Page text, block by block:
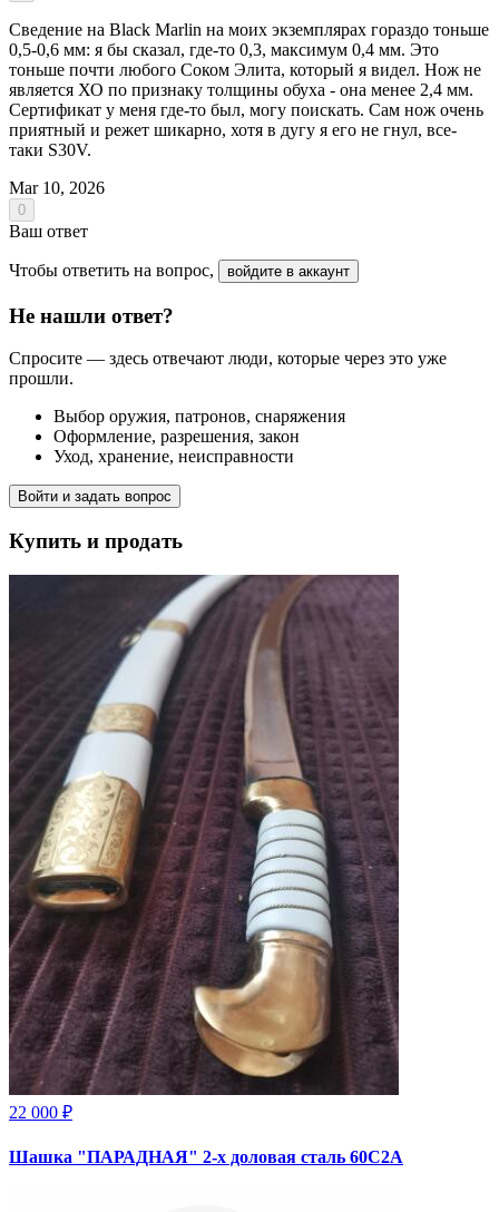
Сведение на Black Marlin на моих экземплярах гораздо тоньше
0,5-0,6 мм: я бы сказал, где-то 0,3, максимум 0,4 мм. Это
тоньше почти любого Соком Элита, который я видел. Нож не
является ХО по признаку толщины обуха - она менее 2,4 мм.
Сертификат у меня где-то был, могу поискать. Сам нож очень
приятный и режет шикарно, хотя в дугу я его не гнул, все-
таки S30V.
Mar 10, 2026
0
Ваш ответ
Чтобы ответить на вопрос, войдите в аккаунт
Не нашли ответ?
Спросите — здесь отвечают люди, которые через это уже
прошли.
Выбор оружия, патронов, снаряжения
Оформление, разрешения, закон
Уход, хранение, неисправности
Войти и задать вопрос
Купить и продать
22 000 ₽
Шашка "ПАРАДНАЯ" 2-х доловая сталь 60С2А